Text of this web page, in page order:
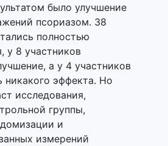
было улучшение
псориазом. 38
полностью
у 8 участников
а у 4 участников
никакого эффекта. Но
исследования,
группы,
и
измерений